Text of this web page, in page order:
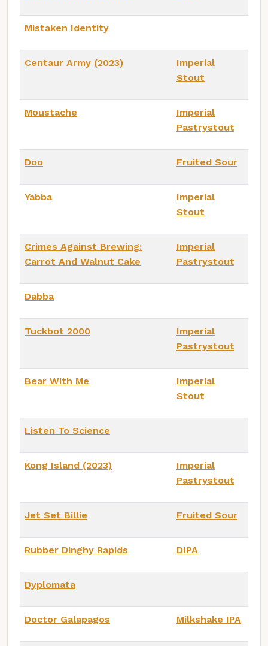
Mistaken Identity
Centaur Army (2023)
Imperial
Stout
Moustache
Imperial
Pastrystout
Doo Fruited Sour
Yabba
Imperial
Stout
Crimes Against Brewing:
Carrot And Walnut Cake
Imperial
Pastrystout
Dabba
Tuckbot 2000
Imperial
Pastrystout
Bear With Me
Imperial
Stout
Listen To Science
Kong Island (2023)
Imperial
Pastrystout
Jet Set Billie Fruited Sour
Rubber Dinghy Rapids DIPA
Dyplomata
Doctor Galapagos Milkshake IPA